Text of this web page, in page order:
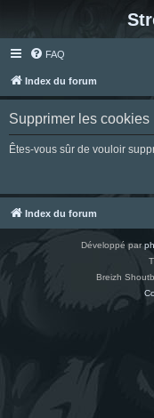
FAQ
Index du forum
Supprimer les cookies
Êtes-vous sûr de vouloir
Index du forum
Développé par
Breizh